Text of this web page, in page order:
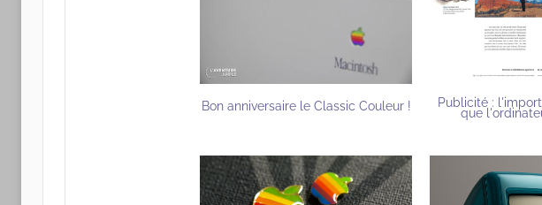
Bon anniversaire le Classic Couleur ! Publicité :
que